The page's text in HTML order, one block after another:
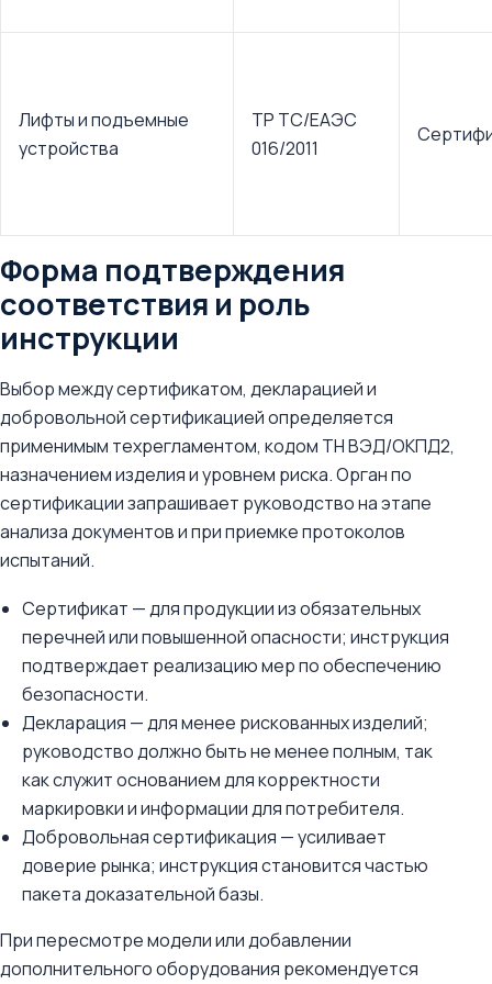
Лифты и подъемные
устройства
ТР ТС/ЕАЭС
016/2011
Форма подтверждения
соответствия и роль
инструкции
Выбор между сертификатом, декларацией и
добровольной сертификацией определяется
применимым техрегламентом, кодом ТН ВЭД/ОКПД2,
назначением изделия и уровнем риска. Орган по
сертификации запрашивает руководство на этапе
анализа документов и при приемке протоколов
испытаний.
Сертификат — для продукции из обязательных
перечней или повышенной опасности; инструкция
подтверждает реализацию мер по обеспечению
безопасности.
Декларация — для менее рискованных изделий;
руководство должно быть не менее полным, так
как служит основанием для корректности
маркировки и информации для потребителя.
Добровольная сертификация — усиливает
доверие рынка; инструкция становится частью
пакета доказательной базы.
При пересмотре модели или добавлении
дополнительного оборудования рекомендуется